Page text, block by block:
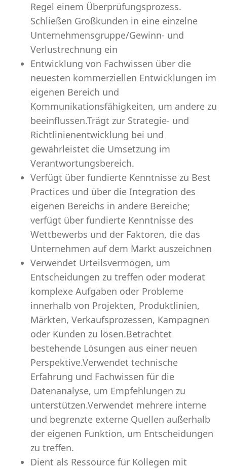
Regel einem Überprüfungsprozess.
Schließen Großkunden in eine einzelne
Unternehmensgruppe/Gewinn- und
Verlustrechnung ein
Entwicklung von Fachwissen über die
neuesten kommerziellen Entwicklungen im
eigenen Bereich und
Kommunikationsfähigkeiten, um andere zu
beeinflussen.Trägt zur Strategie- und
Richtlinienentwicklung bei und
gewährleistet die Umsetzung im
Verantwortungsbereich.
Verfügt über fundierte Kenntnisse zu Best
Practices und über die Integration des
eigenen Bereichs in andere Bereiche;
verfügt über fundierte Kenntnisse des
Wettbewerbs und der Faktoren, die das
Unternehmen auf dem Markt auszeichnen
Verwendet Urteilsvermögen, um
Entscheidungen zu treffen oder moderat
komplexe Aufgaben oder Probleme
innerhalb von Projekten, Produktlinien,
Märkten, Verkaufsprozessen, Kampagnen
oder Kunden zu lösen.Betrachtet
bestehende Lösungen aus einer neuen
Perspektive.Verwendet technische
Erfahrung und Fachwissen für die
Datenanalyse, um Empfehlungen zu
unterstützen.Verwendet mehrere interne
und begrenzte externe Quellen außerhalb
der eigenen Funktion, um Entscheidungen
zu treffen.
Dient als Ressource für Kollegen mit